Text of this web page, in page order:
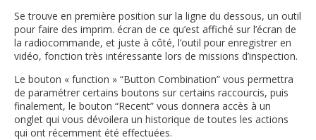
Se trouve en première position sur la ligne du dessous, un outil
pour faire des imprim. écran de ce qu’est affiché sur l’écran de
la radiocommande, et juste à côté, l’outil pour enregistrer en
vidéo, fonction très intéressante lors de missions d’inspection.
Le bouton « function » “Button Combination” vous permettra
de paramétrer certains boutons sur certains raccourcis, puis
finalement, le bouton “Recent” vous donnera accès à un
onglet qui vous dévoilera un historique de toutes les actions
qui ont récemment été effectuées.